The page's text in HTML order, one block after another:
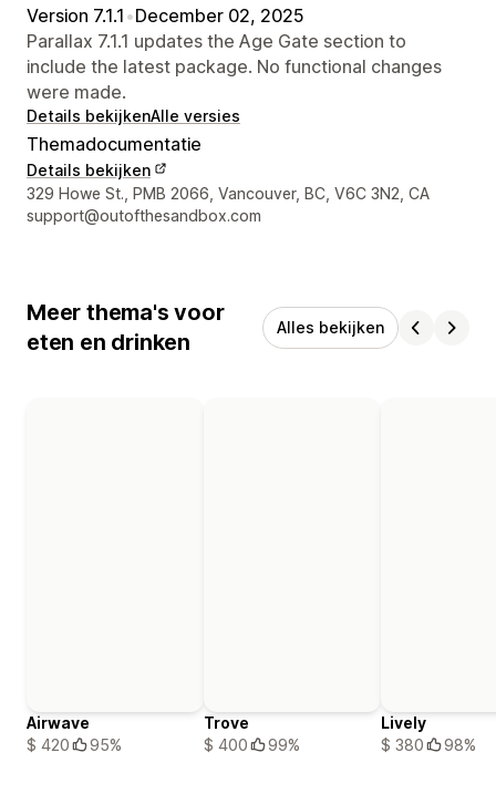
Version 7.1.1 •December 02, 2025
Parallax 7.1.1 updates the Age Gate section to
include the latest package. No functional changes
were made.
Details bekijkenAlle versies
Themadocumentatie
Details bekijken
Contactgegevens ontwerper
329 Howe St., PMB 2066, Vancouver, BC, V6C 3N2, CA
support@outofthesandbox.com
Meer thema's voor
eten en drinken
Alles bekijken
Airwave
$ 420
95%
Trove
$ 400
99%
Lively
$ 380
98%